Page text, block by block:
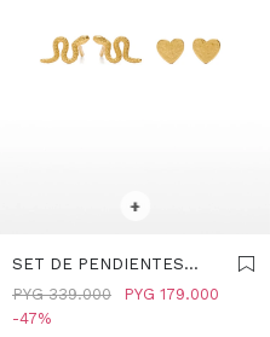
+
SET DE PENDIENTES
DORADOS - PLATA DE
LEY 925 - DORADO
PYG 179.000
PYG 339.000
47